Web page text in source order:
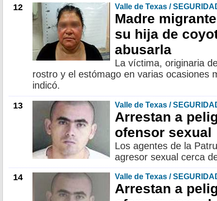
12 Valle de Texas /
Madre
su hija de
abusarla
La víctima, originaria
rostro y el estómago en varias ocasiones
indicó.
13 Valle de Texas /
Arrestan a
ofensor sexual
Los agentes de la
agresor sexual cerca
14 Valle de Texas /
Arrestan a